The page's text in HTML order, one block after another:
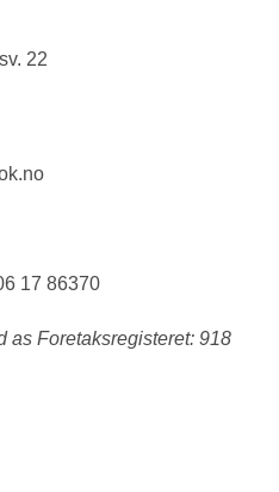
22
17 86370
as Foretaksregisteret: 918